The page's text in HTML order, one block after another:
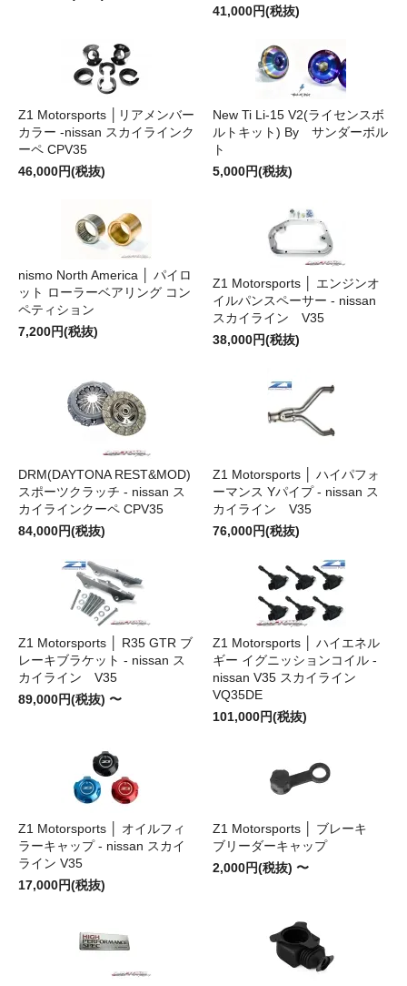
41,000円(税抜)
Z1 Motorsports │リアメンバー
カラー -nissan スカイラインク
ーペ CPV35
46,000円(税抜)
New Ti Li-15 V2(ライセンスボ
ルトキット) By サンダーボル
ト
5,000円(税抜)
nismo North America │ パイロ
ット ローラーベアリング コン
ペティション
7,200円(税抜)
Z1 Motorsports │ エンジンオ
イルパンスペーサー - nissan
スカイライン V35
38,000円(税抜)
DRM(DAYTONA REST&MOD)
スポーツクラッチ - nissan ス
カイラインクーペ CPV35
84,000円(税抜)
Z1 Motorsports │ ハイパフォ
ーマンス Yパイプ - nissan ス
カイライン V35
76,000円(税抜)
Z1 Motorsports │ R35 GTR ブ
レーキブラケット - nissan ス
カイライン V35
89,000円(税抜) 〜
Z1 Motorsports │ ハイエネル
ギー イグニッションコイル -
nissan V35 スカイライン
VQ35DE
101,000円(税抜)
Z1 Motorsports │ オイルフィ
ラーキャップ - nissan スカイ
ライン V35
17,000円(税抜)
Z1 Motorsports │ ブレーキ
ブリーダーキャップ
2,000円(税抜) 〜